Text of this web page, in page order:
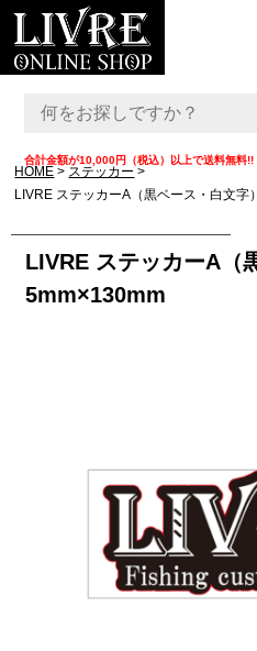
合計金額が10,000円（税込）以上で送料無料!!
HOME
ステッカー
LIVRE ステッカーA（黒ベース・白文字
LIVRE ステッカーA（
5mm×130mm